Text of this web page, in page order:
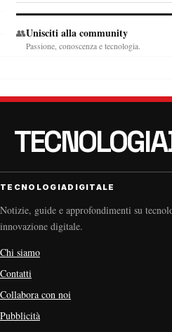
👥Unisciti alla community
Passione, conoscenza e tecnologia.
TECNOLOGIADIGITALE
Notizie, guide e approfondimenti su
innovazione digitale.
Chi siamo
Contatti
Collabora con noi
Pubblicità